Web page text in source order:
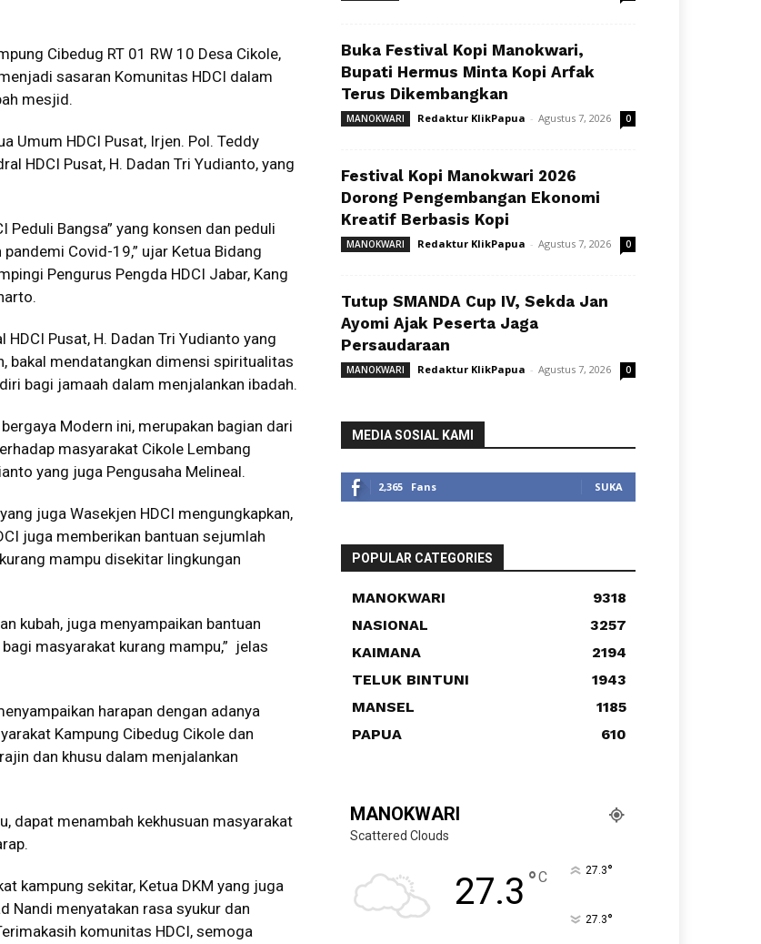
Cibedug RT 01 RW 10 Desa Cikole,
sasaran Komunitas HDCI dalam
mesjid.
Umum HDCI Pusat, Irjen. Pol. Teddy
HDCI Pusat, H. Dadan Tri Yudianto, yang
Peduli Bangsa” yang konsen dan peduli
Covid-19,” ujar Ketua Bidang
Pengurus Pengda HDCI Jabar, Kang
Pusat, H. Dadan Tri Yudianto yang
bakal mendatangkan dimensi spiritualitas
bagi jamaah dalam menjalankan ibadah.
Modern ini, merupakan bagian dari
masyarakat Cikole Lembang
yang juga Pengusaha Melineal.
juga Wasekjen HDCI mengungkapkan,
juga memberikan bantuan sejumlah
mampu disekitar lingkungan
kubah, juga menyampaikan bantuan
masyarakat kurang mampu,” jelas
harapan dengan adanya
Kampung Cibedug Cikole dan
dan khusu dalam menjalankan
dapat menambah kekhusuan masyarakat
kampung sekitar, Ketua DKM yang juga
Nandi menyatakan rasa syukur dan
komunitas HDCI, semoga
Buka Festival Kopi Manokwari,
Bupati Hermus Minta Kopi Arfak
Terus Dikembangkan
MANOKWARI Redaktur KlikPapua - Agustus 7, 2026 0
Festival Kopi Manokwari 2026
Dorong Pengembangan Ekonomi
Kreatif Berbasis Kopi
MANOKWARI Redaktur KlikPapua - Agustus 7, 2026 0
Tutup SMANDA Cup IV, Sekda Jan
Ayomi Ajak Peserta Jaga
Persaudaraan
MANOKWARI Redaktur KlikPapua - Agustus 7, 2026 0
MEDIA SOSIAL KAMI
2,365 Fans SUKA
POPULAR CATEGORIES
MANOKWARI
9318
NASIONAL
3257
KAIMANA
2194
TELUK BINTUNI
1943
MANSEL
1185
PAPUA
610
MANOKWARI
Scattered Clouds
27.3 °C 27.3°
27.3°